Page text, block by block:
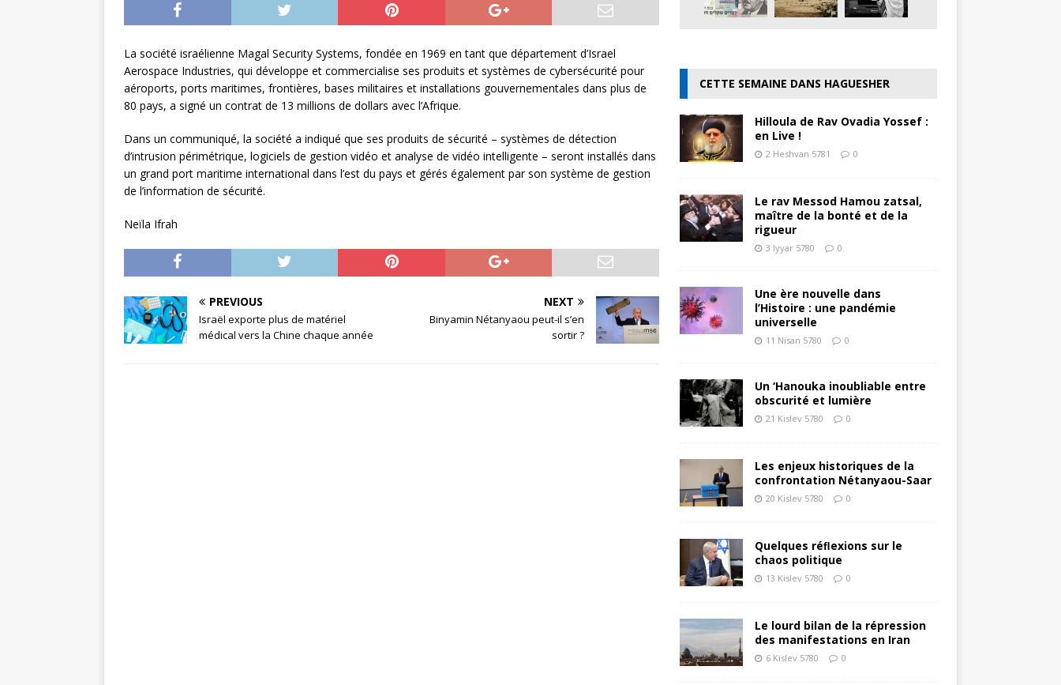
La société israélienne Magal Security Systems, fondée en 1969 en tant que département d’Israel
Aerospace Industries, qui développe et commercialise ses produits et systèmes de cybersécurité pour
aéroports, ports maritimes, frontières, bases militaires et installations gouvernementales dans plus de
80 pays, a signé un contrat de 13 millions de dollars avec l’Afrique.
Dans un communiqué, la société a indiqué que ses produits de sécurité – systèmes de détection
d’intrusion périmétrique, logiciels de gestion vidéo et analyse de vidéo intelligente – seront installés dans
un grand port maritime international dans l’est du pays et gérés également par son système de gestion
de l’information de sécurité.
Neïla Ifrah
PREVIOUS
Israël exporte plus de matériel
médical vers la Chine chaque année
NEXT
Binyamin Nétanyaou peut-il s’en
sortir ?
CETTE SEMAINE DANS HAGUESHER
Hilloula de Rav Ovadia Yossef :
en Live !
2 Heshvan 5781 0
Le rav Messod Hamou zatsal,
maître de la bonté et de la
rigueur
3 Iyyar 5780 0
Une ère nouvelle dans
l’Histoire : une pandémie
universelle
11 Nisan 5780 0
Un ‘Hanouka inoubliable entre
obscurité et lumière
21 Kislev 5780 0
Les enjeux historiques de la
confrontation Nétanyaou-Saar
20 Kislev 5780 0
Quelques réﬂexions sur le
chaos politique
13 Kislev 5780 0
Le lourd bilan de la répression
des manifestations en Iran
6 Kislev 5780 0